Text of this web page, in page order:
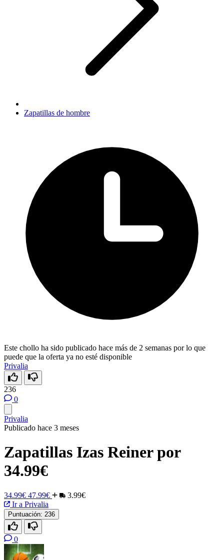
Zapatillas de hombre
Este chollo ha sido publicado hace más de 2 semanas por lo que
puede que la oferta ya no esté disponible
Privalia
236
0
Privalia
Publicado hace 3 meses
Zapatillas Izas Reiner por
34.99€
34.99€ 47.99€
3.99€
Ir a Privalia
Puntuación: 236
0